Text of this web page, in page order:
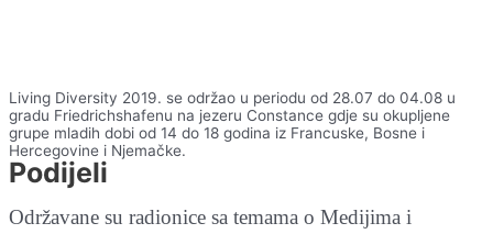
Living Diversity 2019. se održao u periodu od 28.07 do 04.08 u
gradu Friedrichshafenu na jezeru Constance gdje su okupljene
grupe mladih dobi od 14 do 18 godina iz Francuske, Bosne i
Hercegovine i Njemačke.
Podijeli
Održavane su radionice sa temama o Medijima i